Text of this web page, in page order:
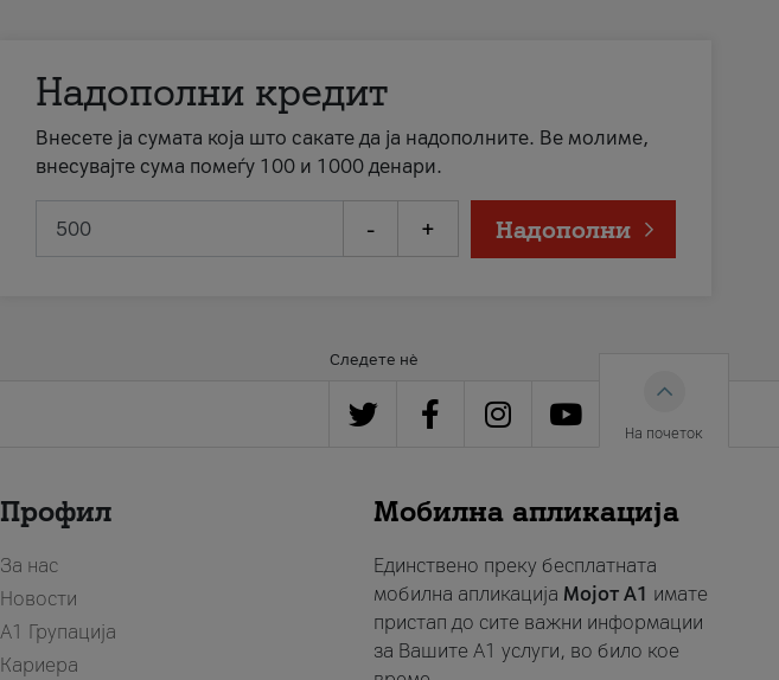
Надополни кредит
Внесете ја сумата која што сакате да ја надополните. Ве молиме,
внесувајте сума помеѓу 100 и 1000 денари.
- + Надополни
Следете нè
На почеток
Профил
За нас
Новости
А1 Групација
Кариера
Мобилна апликација
Единствено преку бесплатната
мобилна апликација Мојот A1 имате
пристап до сите важни информации
за Вашите A1 услуги, во било кое